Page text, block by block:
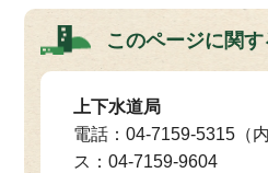
このページに関す
上下水道局
電話：04-7159-5315（
ス：04-7159-9604